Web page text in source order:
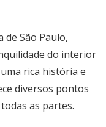
São Paulo,
do interior
rica história e
diversos pontos
as partes.